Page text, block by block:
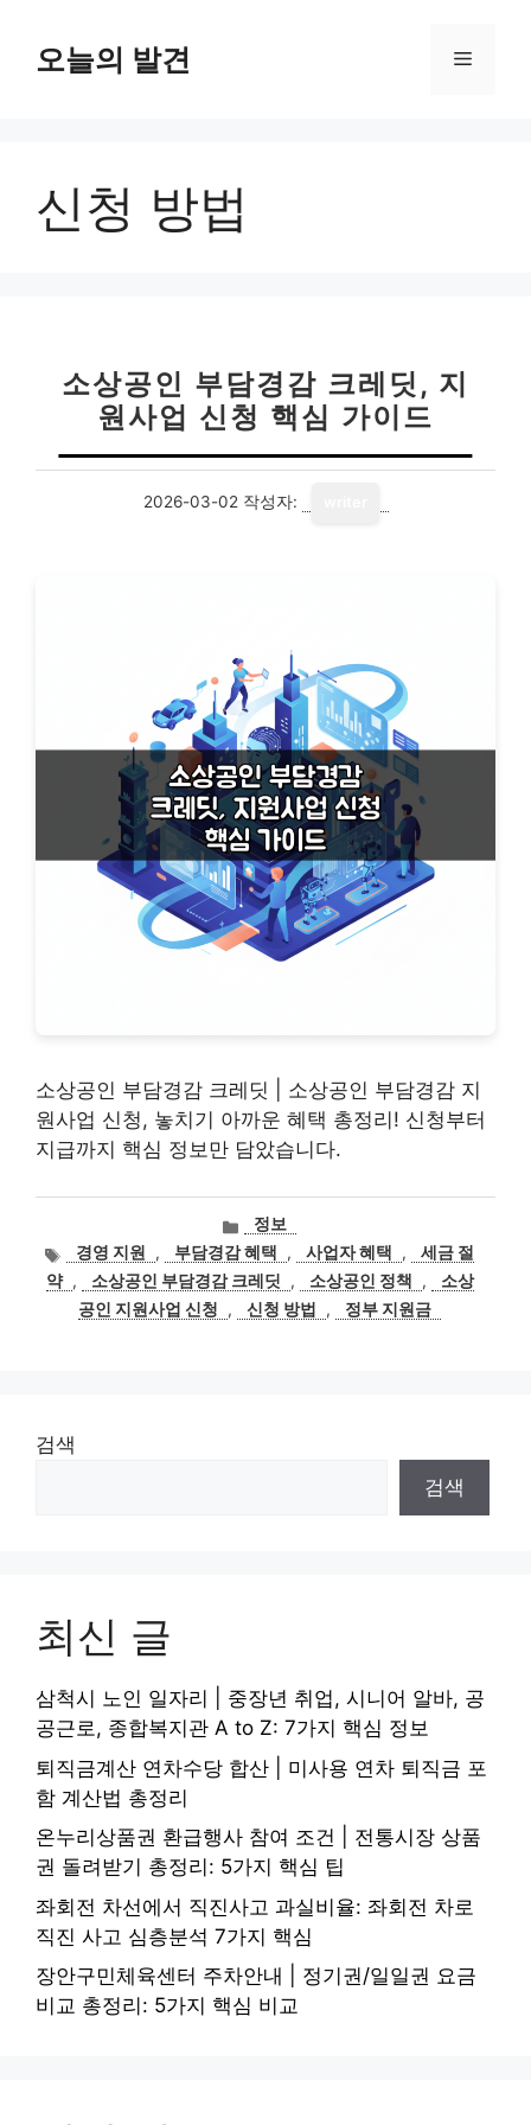
오늘의 발견 메
신청 방법
소상공인 부담경감 크레딧, 지
원사업 신청 핵심 가이드
2026-03-02 작성자:
소상공인 부담경감 크레딧 | 소상공인 부담경감 지
원사업 신청, 놓치기 아까운 혜택 총정리! 신청부터
지급까지 핵심 정보만 담았습니다.
카
테
고
리
정보
태경영 지원 , 부담경감 혜택 , 사업자 혜택 ,
세금 절
약 , 소상공인 부담경감 크레딧 , 소상공인 정책 ,
소상
공인 지원사업 신청
, 신청 방법 , 정부 지원금
검색
검색
최신 글
삼척시 노인 일자리 | 중장년 취업, 시니어 알바, 공
공근로, 종합복지관 A to Z: 7가지 핵심 정보
퇴직금계산 연차수당 합산 | 미사용 연차 퇴직금 포
함 계산법 총정리
온누리상품권 환급행사 참여 조건 | 전통시장 상품
권 돌려받기 총정리: 5가지 핵심 팁
좌회전 차선에서 직진사고 과실비율: 좌회전 차로
직진 사고 심층분석 7가지 핵심
장안구민체육센터 주차안내 | 정기권/일일권 요금
비교 총정리: 5가지 핵심 비교